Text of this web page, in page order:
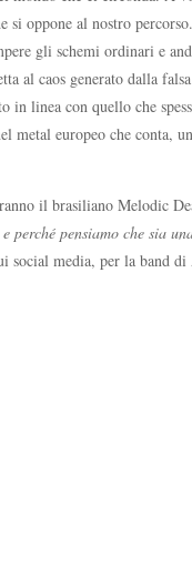
oppone al nostro percorso.
gli schemi ordinari e
al caos generato dalla
linea con quello che
metal europeo che conta,
il brasiliano Melodic
perché pensiamo che sia
media, per la band di